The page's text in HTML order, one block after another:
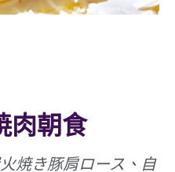
肉朝食
焼き豚肩ロース、自